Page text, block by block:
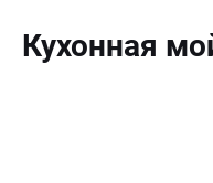
Кухонная